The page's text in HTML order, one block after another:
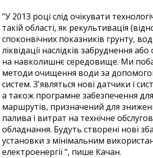
"У 2013 році слід очікувати
такій області, як рекультивація
споконвічних показників грунту,
ліквідації наслідків забруднення
на навколишнє середовище. Ми
методи очищення води за
систем. З'являться нові датчики і
а також програмне забезпечення для
маршрутів, призначений для
палива і витрат на технічне
обладнання. Будуть створені нові
установки з мінімальним
електроенергії ", пише Качан.